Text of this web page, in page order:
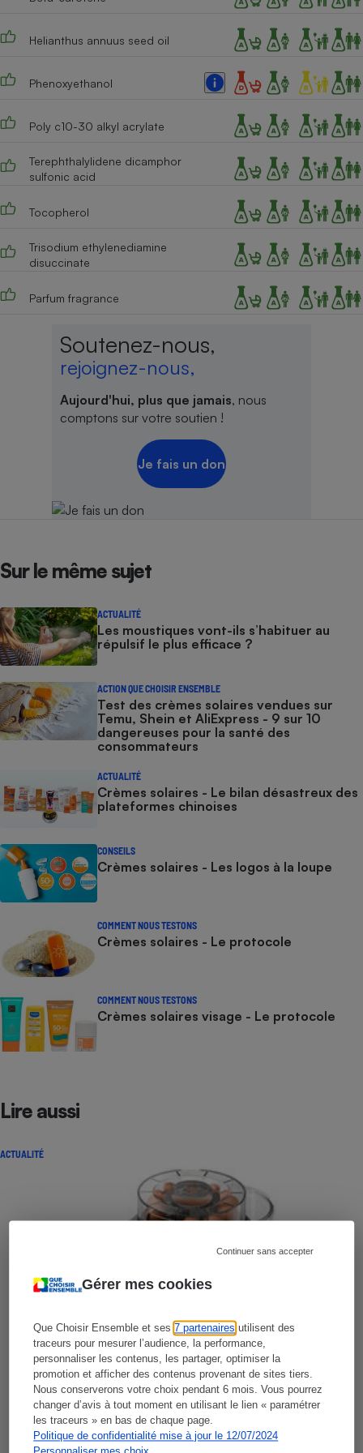
Gérer mes cookies
Que Choisir Ensemble et ses7 partenaires utilisent des
traceurs pour mesurer l’audience, la performance,
personnaliser les contenus, les partager, optimiser la
promotion et afficher des contenus provenant de sites tiers.
Nous conserverons votre choix pendant 6 mois. Vous pourrez
changer d’avis à tout moment en utilisant le lien « paramétrer
les traceurs » en bas de chaque page.
Politique de confidentialité mise à jour le 12/07/2024
Continuer sans accepter
Helianthus annuus seed oil
Phenoxyethanol
Poly c10-30 alkyl acrylate
Terephthalylidene dicamphor
sulfonic acid
Tocopherol
Trisodium ethylenediamine
disuccinate
Parfum fragrance
Soutenez-nous,
rejoignez-nous,
Aujourd'hui, plus que jamais, nous
comptons sur votre soutien !
Je fais un don
Sur le même sujet
ACTUALITÉ
Les moustiques vont-ils s’habituer au
répulsif le plus efficace ?
ACTION QUE CHOISIR ENSEMBLE
Test des crèmes solaires vendues sur
Temu, Shein et AliExpress - 9 sur 10
dangereuses pour la santé des
consommateurs
ACTUALITÉ
Crèmes solaires - Le bilan désastreux des
plateformes chinoises
CONSEILS
Crèmes solaires - Les logos à la loupe
COMMENT NOUS TESTONS
Crèmes solaires - Le protocole
COMMENT NOUS TESTONS
Crèmes solaires visage - Le protocole
Lire aussi
ACTUALITÉ